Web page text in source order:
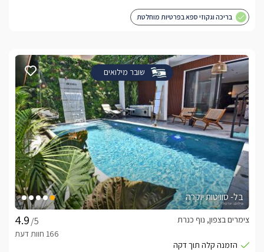
בריכה וגקוזי ספא בפרטיות מוחלטת
שובר מילואים
בל- סוויטות יוקרה
/5
צימרים בצפון, נוף כנרת